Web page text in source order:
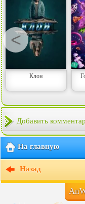
Клон
<
Добавить
На главную
Назад